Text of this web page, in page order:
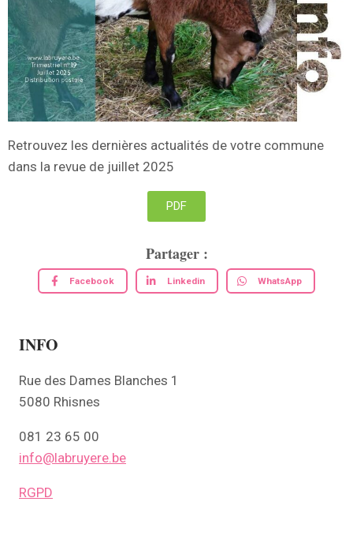
Retrouvez les dernières actualités de votre commune
dans la revue de juillet 2025
PDF
Partager :
Facebook Linkedin WhatsApp
INFO
Rue des Dames Blanches 1
5080 Rhisnes
081 23 65 00
info@labruyere.be
RGPD